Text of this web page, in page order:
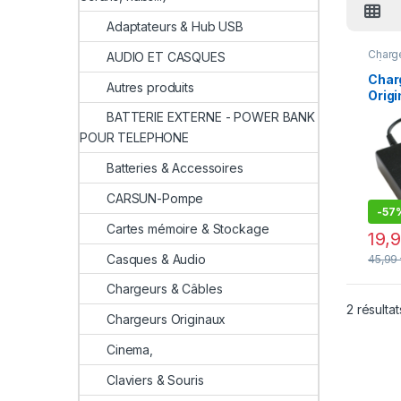
Neuf
-
45,99
2
Adaptateurs & Hub USB
AUDIO ET CASQUES
Autres produits
BATTERIE EXTERNE - POWER BANK
POUR TELEPHONE
Batteries & Accessoires
CARSUN-Pompe
Cartes mémoire & Stockage
Casques & Audio
Chargeurs & Câbles
Chargeurs Originaux
Cinema,
Claviers & Souris